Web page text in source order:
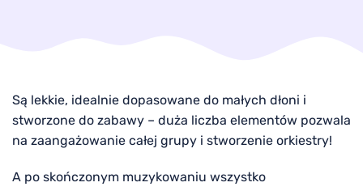
Są lekkie, idealnie dopasowane do małych dłoni i
stworzone do zabawy – duża liczba elementów pozwala
na zaangażowanie całej grupy i stworzenie orkiestry!
A po skończonym muzykowaniu wszystko